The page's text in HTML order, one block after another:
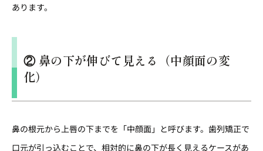
あります。
② 鼻の下が伸びて見える（中顔面の変
化）
鼻の根元から上唇の下までを「中顔面」と呼びます。歯列矯正で
口元が引っ込むことで、相対的に鼻の下が長く見えるケースがあ